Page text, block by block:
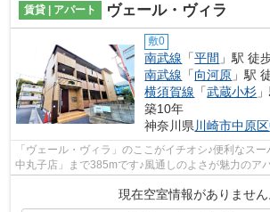
賃貸 | アパート ヴェール・ヴィラ
敷0
南武線 「平間 」駅 徒
南武線 「向河原 」駅
横須賀線 「武蔵小杉
築10年
神奈川県 川崎市中原区
「ヴェール・ヴィラ」のここがイチオシ♪便利なス
中丸子店」まで385mです♪風通しのよさが魅力のア
のアパートです♪お客様のご希望の物件...
現在空室情報がありません